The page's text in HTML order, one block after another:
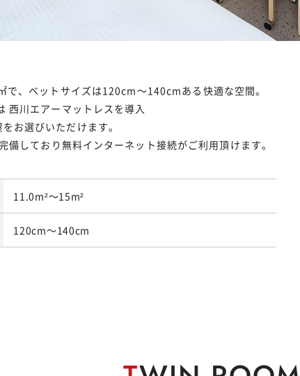
で、ベットサイズは120cm～140cmある快適な空間。
西川エアーマットレスを導入
お選びいただけます。
備しており無料インターネット接続がご利用頂けます。
11.0m²～15m²
120cm～140cm